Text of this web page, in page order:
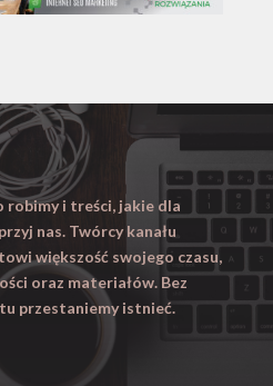
robimy i treści, jakie dla
nas. Twórcy kanału
większość swojego czasu,
oraz materiałów. Bez
przestaniemy istnieć.